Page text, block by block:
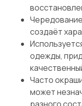
создаёт
одежды,
Часто
может
разного